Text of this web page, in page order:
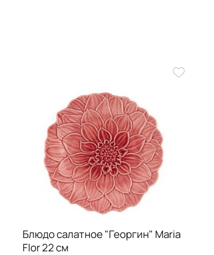
Блюдо салатное "Георгин" Maria
Flor 22 см